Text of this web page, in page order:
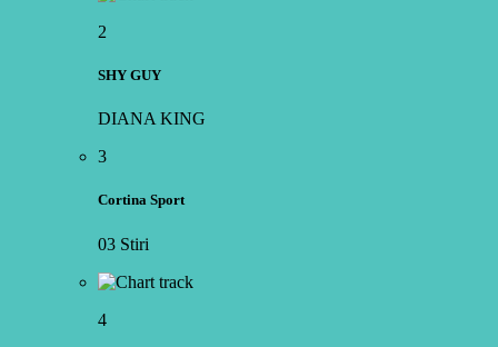
2
SHY GUY
DIANA KING
3
Cortina Sport
03 Stiri
4